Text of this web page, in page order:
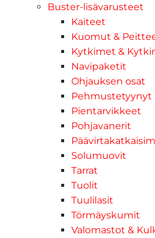
Buster-lisävarusteet
Kaiteet
Kuomut &
Kytkimet &
Navipaketit
Ohjauksen osat
Pehmustetyynyt
Pientarvikkeet
Pohjavanerit
Solumuovit
Tarrat
Tuolit
Tuulilasit
Törmäyskumit
Valomastot &